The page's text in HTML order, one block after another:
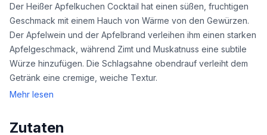
Der Heißer Apfelkuchen Cocktail hat einen süßen, fruchtigen
Geschmack mit einem Hauch von Wärme von den Gewürzen.
Der Apfelwein und der Apfelbrand verleihen ihm einen starken
Apfelgeschmack, während Zimt und Muskatnuss eine subtile
Würze hinzufügen. Die Schlagsahne obendrauf verleiht dem
Getränk eine cremige, weiche Textur.
Mehr lesen
Zutaten